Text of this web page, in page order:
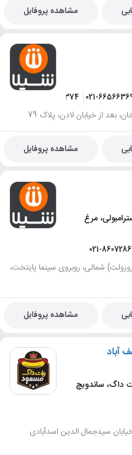
مشاهده پروفایل
021-
021-66421374
مشاهده پروفایل
مرغ
021-
مفتح (روزولت) شمالی، روبروی سینما پایتخت،
مشاهده پروفایل
آباد
داگ، ساندویچ
آباد، خیابان سیدجمال الدین اسدآبادی